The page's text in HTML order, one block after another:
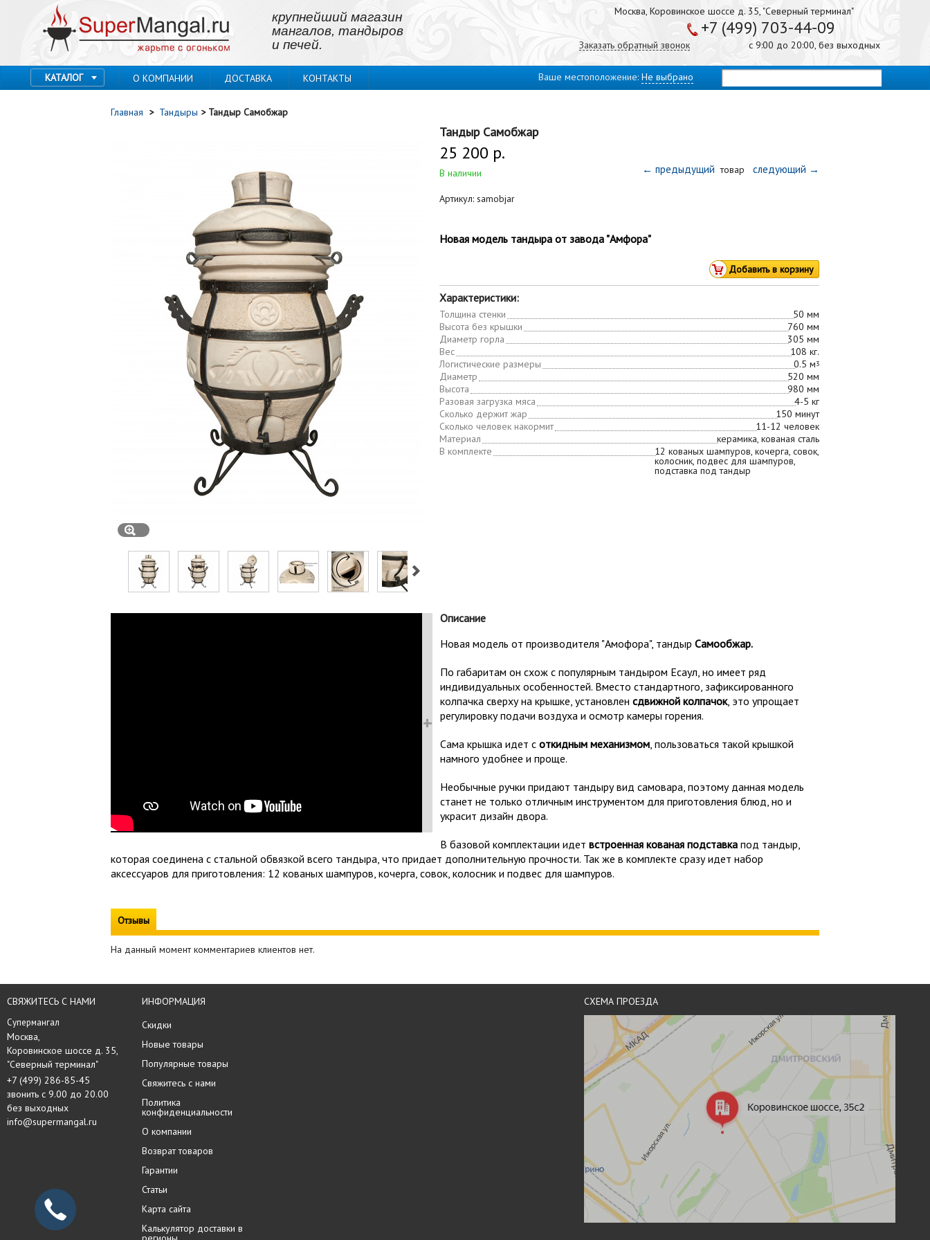
крупнейший магазин
мангалов, тандыров
и печей.
+7 (499) 703-44-09
Москва, Коровинское шоссе д. 35, "Северный терминал"
с 9:00 до 20:00, без выходных
Заказать обратный звонок
КАТАЛОГ О КОМПАНИИ ДОСТАВКА КОНТАКТЫ Ваше местоположение: Не выбрано
Главная > Тандыры > Тандыр Самобжар
Тандыр Самобжар
25 200 р.
В наличии
Артикул: samobjar
← предыдущий товар следующий →
Новая модель тандыра от завода "Амфора"
Характеристики:
Толщина стенки
50 мм
Высота без крышки
760 мм
Диаметр горла
305 мм
Вес
108 кг.
Логистические размеры
0.5 м3
Диаметр
520 мм
Высота
980 мм
Разовая загрузка мяса
4-5 кг
Сколько держит жар
150 минут
Сколько человек накормит
11-12 человек
Материал
керамика, кованая сталь
В комплекте
12 кованых шампуров, кочерга, совок,
колосник, подвес для шампуров,
подставка под тандыр
+
Описание
Новая модель от производителя "Амофора", тандыр Самообжар.
По габаритам он схож с популярным тандыром Есаул, но имеет ряд
индивидуальных особенностей. Вместо стандартного, зафиксированного
колпачка сверху на крышке, установлен сдвижной колпачок, это упрощает
регулировку подачи воздуха и осмотр камеры горения.
Сама крышка идет с откидным механизмом, пользоваться такой крышкой
намного удобнее и проще.
Необычные ручки придают тандыру вид самовара, поэтому данная модель
станет не только отличным инструментом для приготовления блюд, но и
украсит дизайн двора.
В базовой комплектации идет встроенная кованая подставка под тандыр,
которая соединена с стальной обвязкой всего тандыра, что придает дополнительную прочности. Так же в комплекте сразу идет набор
аксессуаров для приготовления: 12 кованых шампуров, кочерга, совок, колосник и подвес для шампуров.
Отзывы
На данный момент комментариев клиентов нет.
СВЯЖИТЕСЬ С НАМИ
Супермангал
Москва,
Коровинское шоссе д. 35,
"Северный терминал"
+7 (499) 286-85-45
звонить с 9.00 до 20.00
без выходных
info@supermangal.ru
ИНФОРМАЦИЯ
Скидки
Новые товары
Популярные товары
Свяжитесь с нами
Политика
конфиденциальности
О компании
Возврат товаров
Гарантии
Статьи
Карта сайта
Калькулятор доставки в
СХЕМА ПРОЕЗДА